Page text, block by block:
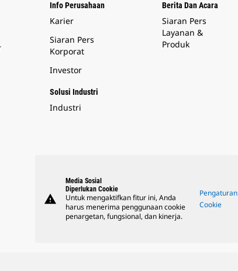
Info Perusahaan
Karier
Siaran Pers
Korporat
Investor
Solusi Industri
Industri
Berita Dan Acara
Siaran Pers
Layanan &
Produk
warning
Media Sosial
Diperlukan Cookie
Untuk mengaktifkan fitur ini, Anda
harus menerima penggunaan cookie
penargetan, fungsional, dan kinerja.
Pengaturan
Cookie